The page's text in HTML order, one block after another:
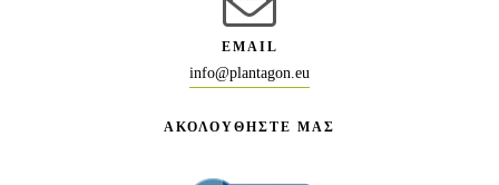
EMAIL
info@plantagon.eu
ΑΚΟΛΟΥΘΗΣΤΕ ΜΑΣ